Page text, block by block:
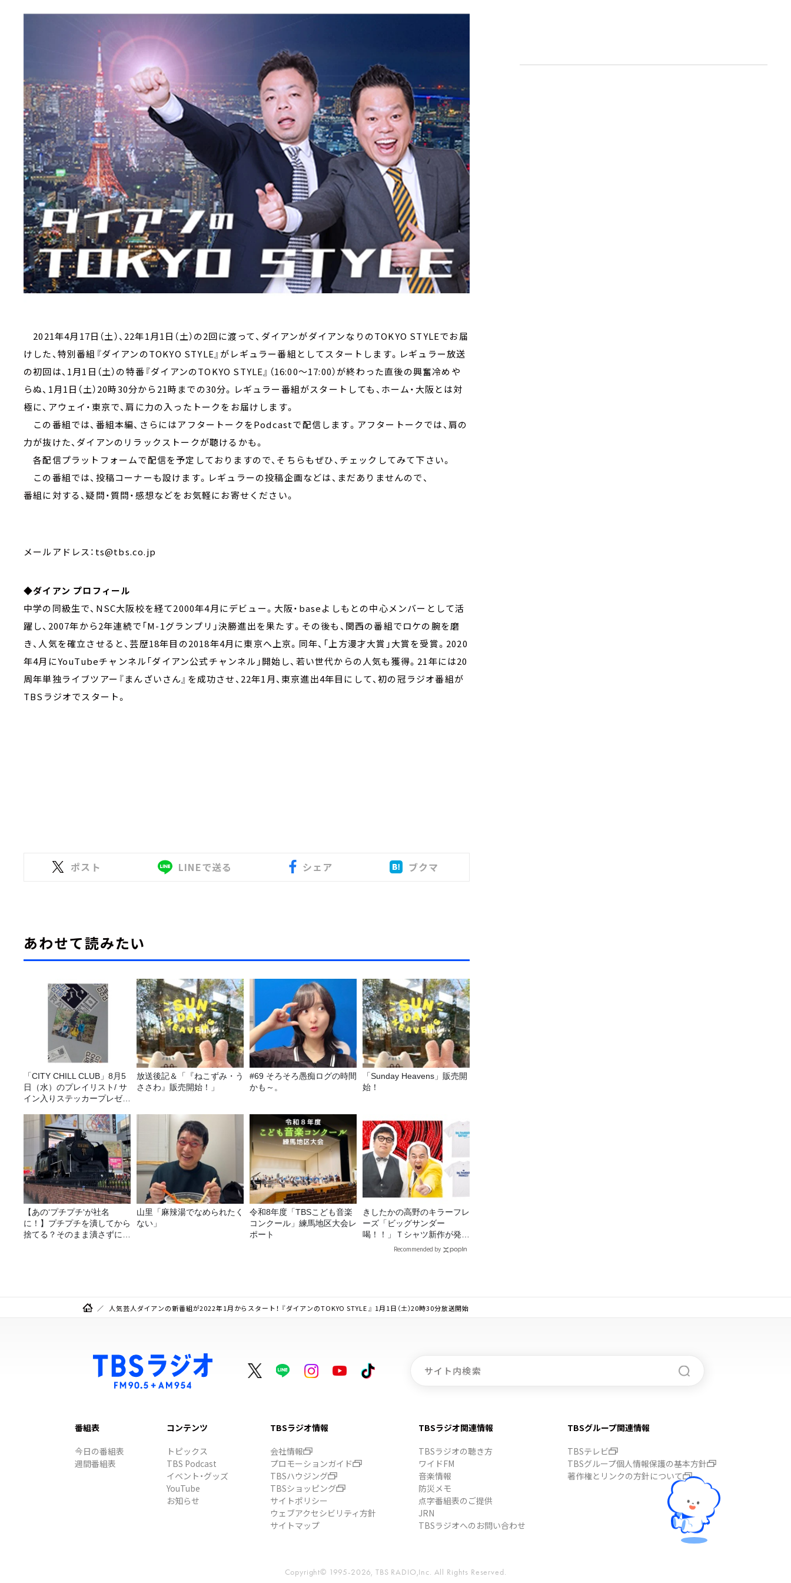
2021年4月17日（土）、22年1月1日（土）の2回に渡って、ダイアンがダイアンなりのTOKYO STYLEでお届
けした、特別番組『ダイアンのTOKYO STYLE』がレギュラー番組としてスタートします。レギュラー放送
の初回は、1月1日（土）の特番『ダイアンのTOKYO STYLE』（16:00～17:00）が終わった直後の興奮冷めや
らぬ、1月1日（土）20時30分から21時までの30分。レギュラー番組がスタートしても、ホーム・大阪とは対
極に、アウェイ・東京で、肩に力の入ったトークをお届けします。
この番組では、番組本編、さらにはアフタートークをPodcastで配信します。アフタートークでは、肩の
力が抜けた、ダイアンのリラックストークが聴けるかも。
各配信プラットフォームで配信を予定しておりますので、そちらもぜひ、チェックしてみて下さい。
この番組では、投稿コーナーも設けます。レギュラーの投稿企画などは、まだありませんので、
番組に対する、疑問・質問・感想などをお気軽にお寄せください。
メールアドレス：ts@tbs.co.jp
◆ダイアン プロフィール
中学の同級生で、NSC大阪校を経て2000年4月にデビュー。大阪・baseよしもとの中心メンバーとして活
躍し、2007年から2年連続で「M-1グランプリ」決勝進出を果たす。その後も、関西の番組でロケの腕を磨
き、人気を確立させると、芸歴18年目の2018年4月に東京へ上京。同年、「上方漫才大賞」大賞を受賞。2020
年4月にYouTubeチャンネル「ダイアン公式チャンネル」開始し、若い世代からの人気も獲得。21年には20
周年単独ライブツアー『まんざいさん』を成功させ、22年1月、東京進出4年目にして、初の冠ラジオ番組が
TBSラジオでスタート。
ポスト LINEで送る シェア ブクマ
あわせて読みたい
「CITY CHILL CLUB」8月5
日（水）のプレイリスト/ サ
イン入りステッカープレゼン
放送後記＆「『ねこずみ・う
ささわ』販売開始！」
#69 そろそろ愚痴ログの時間
かも～。
「Sunday Heavens」販売開
始！
【あの‘プチプチ‘が社名
に！】プチプチを潰してから
捨てる？そのまま潰さずに捨
山里「麻辣湯でなめられたく
ない」
令和8年度「TBSこども音楽
コンクール」練馬地区大会レ
ポート
きしたかの高野のキラーフレ
ーズ「ビッグサンダー
喝！！」Ｔシャツ新作が発売
Recommended by
人気芸人ダイアンの新番組が2022年1月からスタート！ 『ダイアンのTOKYO STYLE 』 1月1日（土）20時30分放送開始
番組表
今日の番組表
週間番組表
コンテンツ
トピックス
TBS Podcast
イベント・グッズ
YouTube
お知らせ
TBSラジオ情報
会社情報
プロモーションガイド
TBSハウジング
TBSショッピング
サイトポリシー
ウェブアクセシビリティ方針
サイトマップ
TBSラジオ関連情報
TBSラジオの聴き方
ワイドFM
音楽情報
防災メモ
点字番組表のご提供
JRN
TBSラジオへのお問い合わせ
TBSグループ関連情報
TBSテレビ
TBSグループ個人情報保護の基本方針
著作権とリンクの方針について
Copyright© 1995-2026, TBS RADIO,Inc. All Rights Reserved.